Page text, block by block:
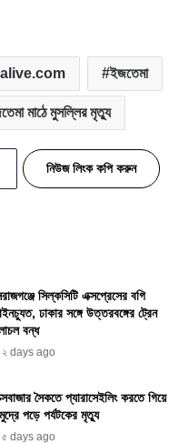
ইজতেমা
মাঠে মুসল্লির মৃত্যু
নিউজ লিংক কপি করুন
সিল্কসিটি এক্সপ্রেসের বগি
ঢাকার সঙ্গে উত্তরবঙ্গের ট্রেন
বন্ধ
২ days ago
সৈকতে প্যারাসেইলিং করতে গিয়ে
পড়ে পর্যটকের মৃত্যু
৫ days ago